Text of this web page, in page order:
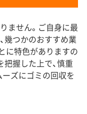
ません。ご自身に最
幾つかのおすすめ業
に特色がありますの
握した上で、慎重
ーズにゴミの回収を